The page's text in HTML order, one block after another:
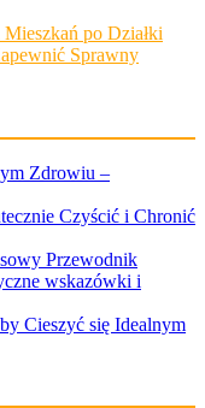
po Działki
Sprawny
Zdrowiu –
Czyścić i Chronić
Przewodnik
wskazówki i
Cieszyć się Idealnym